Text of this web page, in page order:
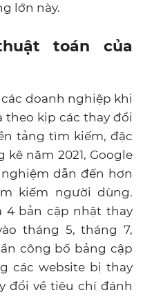
lớn này.
toán của
doanh nghiệp khi
theo kịp các thay đổi
tảng tìm kiếm, đặc
kê năm 2021, Google
dẫn đến hơn
kiếm người dùng.
4 bản cập nhật thay
tháng 5, tháng 7,
công bố bảng cập
các website bị thay
đổi về tiêu chí đánh